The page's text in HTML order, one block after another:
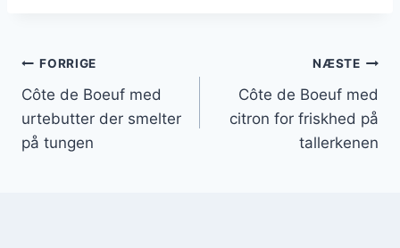
Indlægsnavigation
FORRIGE
Côte de Boeuf med
urtebutter der smelter
på tungen
NÆSTE
Côte de Boeuf med
citron for friskhed på
tallerkenen